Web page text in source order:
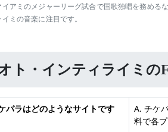
イアミのメジャーリーグ試合で国歌独唱を務める
ミの音楽に注目です。
ト・インティライミの
パラはどのようなサイトです
A. チケ
料で各